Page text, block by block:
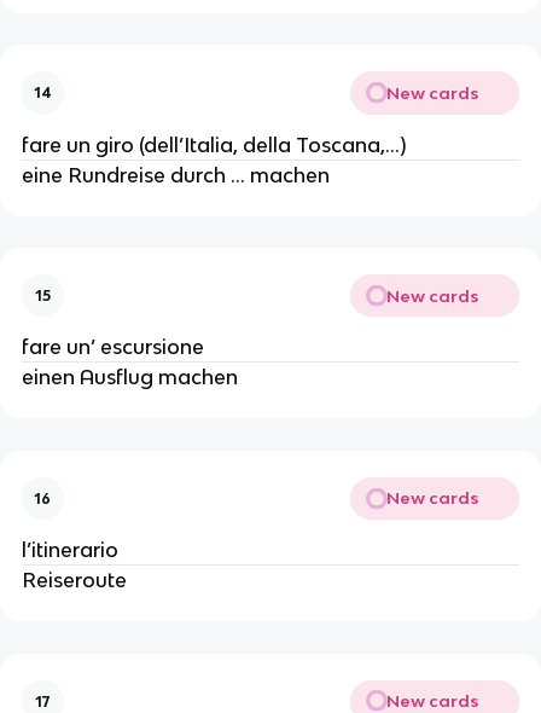
14 New cards
fare un giro (dell’Italia, della Toscana,...)
eine Rundreise durch ... machen
15 New cards
fare un’ escursione
einen Ausflug machen
16 New cards
l’itinerario
Reiseroute
17 New cards